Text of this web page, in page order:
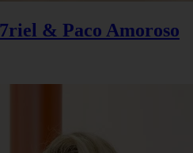
& Paco Amoroso